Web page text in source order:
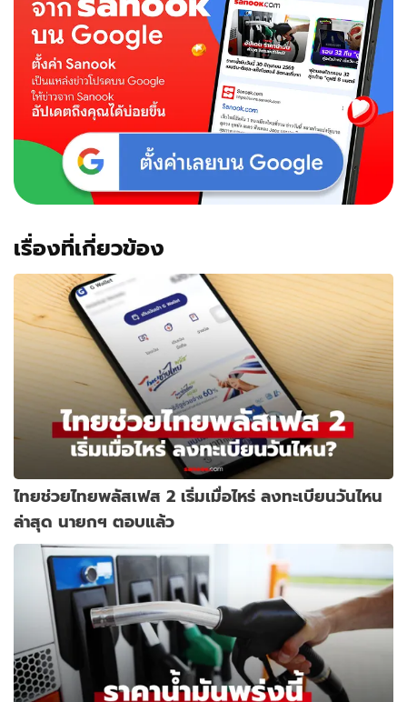
กรอก
ข้อมูล-
คอนเฟิร์ม
เงิน
โลด
เรื่องที่เกี่ยวข้อง
ไทยช่วยไทยพลัสเฟส 2 เริ่มเมื่อไหร่ ลงทะเบียนวันไหน
ล่าสุด นายกฯ ตอบแล้ว